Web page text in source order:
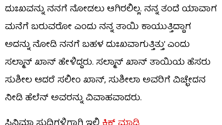
ದುಃಖವನ್ನು ನನಗೆ ನೋಡಲು ಆಗಿರಲಿಲ್ಲ. ನನ್ನ ತಂದೆ ಯಾವಾಗ
ಮನೆಗೆ ಬರುವರೋ ಎಂದು ನನ್ನ ತಾಯಿ ಕಾಯುತ್ತಿದ್ದಾಗ
ಅದನ್ನು ನೋಡಿ ನನಗೆ ಬಹಳ ದುಃಖವಾಗುತ್ತಿತ್ತು’ ಎಂದು
ಸಲ್ಮಾನ್ ಖಾನ್ ಹೇಳಿದ್ದರು. ಸಲ್ಮಾನ್ ಖಾನ್ ತಾಯಿಯ ಹೆಸರು
ಸುಶೀಲ ಆದರೆ ಸಲೀಂ ಖಾನ್, ಸುಶೀಲಾ ಅವರಿಗೆ ವಿಚ್ಛೇದನ
ನೀಡಿ ಹೆಲೆನ್ ಅವರನ್ನು ವಿವಾಹವಾದರು.